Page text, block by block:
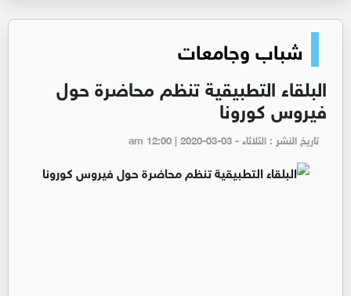
شباب وجامعات
البلقاء التطبيقية تنظم محاضرة حول
فيروس كورونا
تاريخ النشر : الثلاثاء - am 12:00 | 2020-03-03